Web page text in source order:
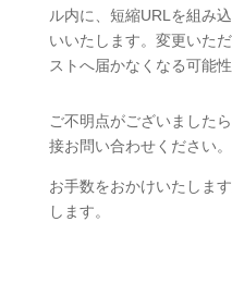
ル内に、短縮URLを組み
いいたします。 変更いた
ストへ届かなくなる可能
ご不明点がございました
接お問い合わせください。
お手数をおかけいたしま
します。